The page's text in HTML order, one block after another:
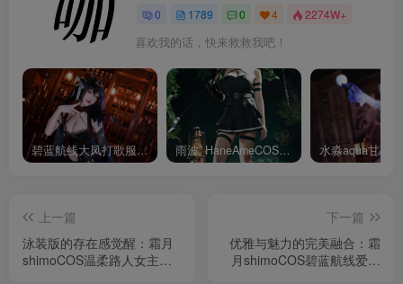
0 1789 0 4 2274W+
喜欢我的话，快来救救我吧！
碧蓝航线大凤打歌服有多甜？看看水淼aquaCOS版本就知道 雨波_HaneAmeCOS：演绎尤贝尔的美丽与死亡的微笑
上一篇
泳装版的存在感觉醒：霜月
shimoCOS温柔路人女主加
下一篇
优雅与魅力的完美融合：霜
月shimoCOS碧蓝航线爱宕